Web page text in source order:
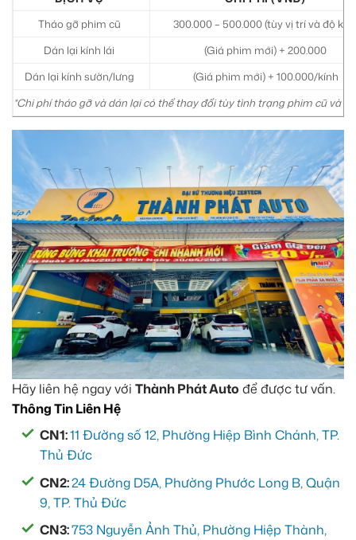
Tháo gỡ phim cũ
300.000 – 500.000 (tùy vị trí và độ
Dán lại kính lái
(Giá phim mới) + 200.000
Dán lại kính sườn/lưng
(Giá phim mới) + 100.000/kính
*Chi phí tháo gỡ và dán lại có thể thay đổi tùy tình trạng phim cũ và
Hãy liên hệ ngay với Thành Phát Auto để được tư vấn.
Thông Tin Liên Hệ
CN1:11 Đường số 12, Phường Hiệp Bình Chánh, TP.
Thủ Đức
CN2:24 Đường D5A, Phường Phước Long B, Quận
9, TP. Thủ Đức
CN3:753 Nguyễn Ảnh Thủ, Phường Hiệp Thành,